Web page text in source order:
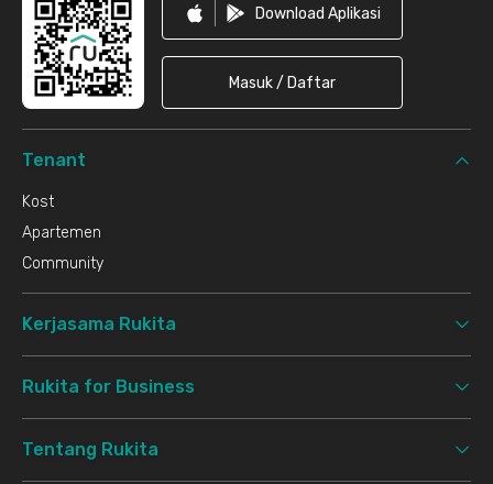
Download Aplikasi
Masuk / Daftar
Tenant
Kost
Apartemen
Community
Kerjasama Rukita
Rukita for Business
Tentang Rukita